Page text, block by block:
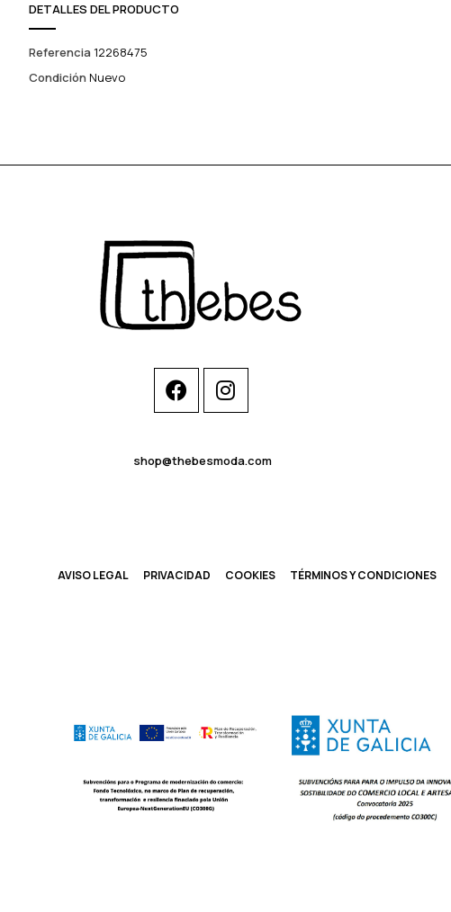
DETALLES DEL PRODUCTO
Referencia 12268475
CondiciónNuevo
shop@thebesmoda.com
AVISO LEGAL PRIVACIDAD COOKIES TÉRMINOS Y CONDICIONES